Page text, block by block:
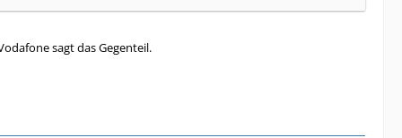
sagt das Gegenteil.